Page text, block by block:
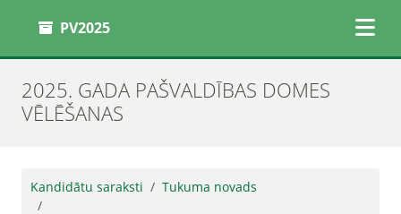
PV2025
2025. GADA PAŠVALDĪBAS DOMES
VĒLĒŠANAS
Kandidātu saraksti Tukuma novads